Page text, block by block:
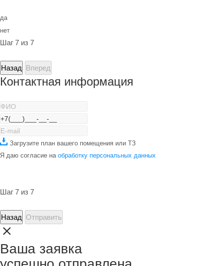
да
нет
Шаг 7 из 7
Назад Вперед
Контактная информация
Загрузите план вашего помещения или ТЗ
Я даю согласие на обработку персональных данных
Шаг 7 из 7
Назад Отправить
Ваша заявка